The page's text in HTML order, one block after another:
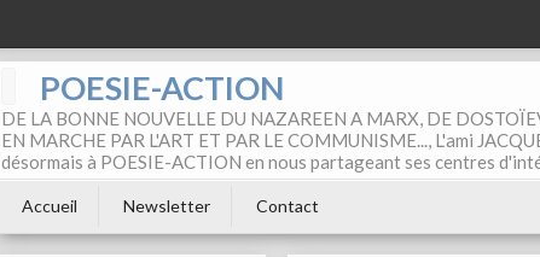
POESIE-ACTION
DE LA BONNE NOUVELLE DU NAZAREEN A MARX, DE
EN MARCHE PAR L'ART ET PAR LE COMMUNISME..., L'ami
désormais à POESIE-ACTION en nous partageant ses centres
Accueil Newsletter Contact